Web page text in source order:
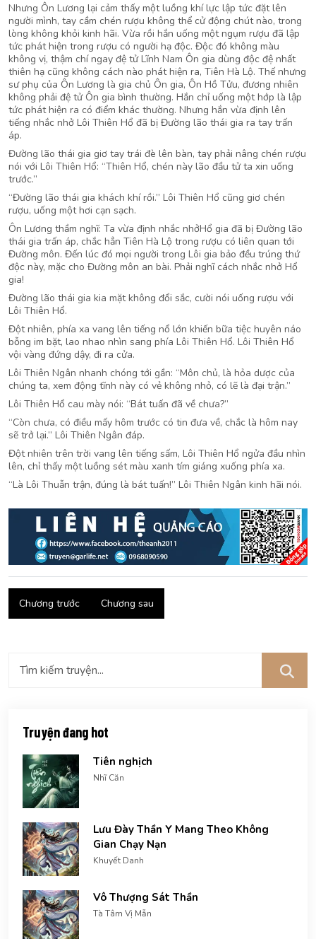
Nhưng Ôn Lương lại cảm thấy một luồng khí lực lập tức đặt lên
người mình, tay cầm chén rượu không thể cử động chút nào, trong
lòng không khỏi kinh hãi. Vừa rồi hắn uống một ngụm rượu đã lập
tức phát hiện trong rượu có người hạ độc. Độc đó không màu
không vị, thậm chí ngay đệ tử Lĩnh Nam Ôn gia dùng độc đệ nhất
thiên hạ cũng không cách nào phát hiện ra, Tiên Hà Lộ. Thế nhưng
sư phụ của Ôn Lương là gia chủ Ôn gia, Ôn Hồ Tửu, đương nhiên
không phải đệ tử Ôn gia bình thường. Hắn chỉ uống một hớp là lập
tức phát hiện ra có điểm khác thường. Nhưng hắn vừa định lên
tiếng nhắc nhở Lôi Thiên Hổ đã bị Đường lão thái gia ra tay trấn
áp.
Đường lão thái gia giơ tay trái đè lên bàn, tay phải nâng chén rượu
nói với Lôi Thiên Hổ: “Thiên Hổ, chén này lão đầu tử ta xin uống
trước.”
“Đường lão thái gia khách khí rồi.” Lôi Thiên Hổ cũng giơ chén
rượu, uống một hơi cạn sạch.
Ôn Lương thầm nghĩ: Ta vừa định nhắc nhởHổ gia đã bị Đường lão
thái gia trấn áp, chắc hẳn Tiên Hà Lộ trong rượu có liên quan tới
Đường môn. Đến lúc đó mọi người trong Lôi gia bảo đều trúng thứ
độc này, mặc cho Đường môn an bài. Phải nghĩ cách nhắc nhở Hổ
gia!
Đường lão thái gia kia mặt không đổi sắc, cười nói uống rượu với
Lôi Thiên Hổ.
Đột nhiên, phía xa vang lên tiếng nổ lớn khiến bữa tiệc huyên náo
bỗng im bặt, lao nhao nhìn sang phía Lôi Thiên Hổ. Lôi Thiên Hổ
vội vàng đứng dậy, đi ra cửa.
Lôi Thiên Ngân nhanh chóng tới gần: “Môn chủ, là hỏa dược của
chúng ta, xem động tĩnh này có vẻ không nhỏ, có lẽ là đại trận.”
Lôi Thiên Hổ cau mày nói: “Bát tuấn đã về chưa?”
“Còn chưa, có điều mấy hôm trước có tin đưa về, chắc là hôm nay
sẽ trở lại.” Lôi Thiên Ngân đáp.
Đột nhiên trên trời vang lên tiếng sấm, Lôi Thiên Hổ ngửa đầu nhìn
lên, chỉ thấy một luồng sét màu xanh tím giáng xuống phía xa.
“Là Lôi Thuẫn trận, đúng là bát tuấn!” Lôi Thiên Ngân kinh hãi nói.
Chương trước Chương sau
Truyện đang hot
Tiên nghịch
Nhĩ Căn
Lưu Đày Thần Y Mang Theo Không
Gian Chạy Nạn
Khuyết Danh
Vô Thượng Sát Thần
Tà Tâm Vị Mẫn